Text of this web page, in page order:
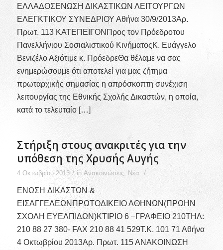
ΕΛΛΑΔΟΣΕΝΩΣΗ ΔΙΚΑΣΤΙΚΩΝ ΛΕΙΤΟΥΡΓΩΝ
ΕΛΕΓΚΤΙΚΟΥ ΣΥΝΕΔΡΙΟΥ Αθήνα 30/9/2013Αρ.
Πρωτ. 113 ΚΑΤΕΠΕΙΓΟΝΠρος τον Πρόεδροτου
Πανελλήνιου Σοσιαλιστικού ΚινήματοςΚ. Ευάγγελο
Βενιζέλο Αξιότιμε κ. ΠρόεδρεΘα θέλαμε να σας
ενημερώσουμε ότι αποτελεί για μας ζήτημα
πρωταρχικής σημασίας η απρόσκοπτη συνέχιση
λειτουργίας της Εθνικής Σχολής Δικαστών, η οποία,
κατά το τελευταίο […]
Στήριξη στους ανακριτές για την
υπόθεση της Χρυσής Αυγής
4 Οκτωβρίου 2013 / in Ανακοινώσεις, Νέα /
ΕΝΩΣΗ ΔΙΚΑΣΤΩΝ &
ΕΙΣΑΓΓΕΛΕΩΝΠΡΩΤΟΔΙΚΕΙΟ ΑΘΗΝΩΝ(ΠΡΩΗΝ
ΣΧΟΛΗ ΕΥΕΛΠΙΔΩΝ)ΚΤΙΡΙΟ 6 –ΓΡΑΦΕΙΟ 210ΤΗΛ:
210 88 27 380- FAX 210 88 41 529Τ.Κ. 101 71 Αθήνα
4 Οκτωβρίου 2013Αρ. Πρωτ. 115 ΑΝΑΚΟΙΝΩΣΗ